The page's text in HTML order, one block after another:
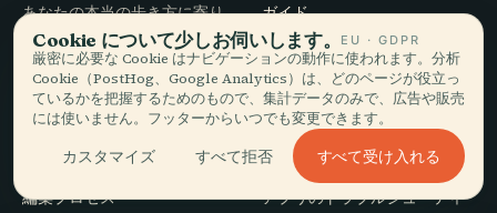
あなたの本当の歩き方に寄り
添う音声ガイド — 誠実に集
め、街のために語り、一度だ
けダウンロード。
ガイド
旅のヒント
料金を見る
ダウンロード
編集プロセス
ヘルプ
サポート
アプリのトラブルシューティ
Cookie について少しお伺いします。 EU · GDPR
厳密に必要な Cookie はナビゲーションの動作に使われます。分析
Cookie（PostHog、Google Analytics）は、どのページが役立っ
ているかを把握するためのもので、集計データのみで、広告や販売
には使いません。フッターからいつでも変更できます。
カスタマイズ すべて拒否 すべて受け入れる